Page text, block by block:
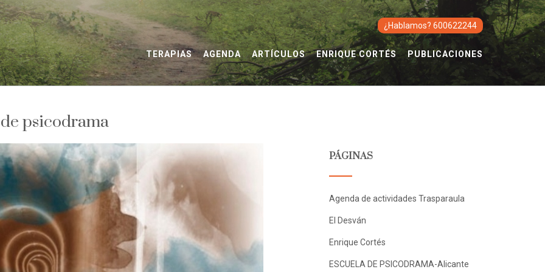
¿Hablamos? 600622244
TERAPIAS AGENDA ARTÍCULOS ENRIQUE CORTÉS PUBLICACIONES
psicodrama
PÁGINAS
Agenda de actividades Trasparaula
El Desván
Enrique Cortés
ESCUELA DE PSICODRAMA-Alicante